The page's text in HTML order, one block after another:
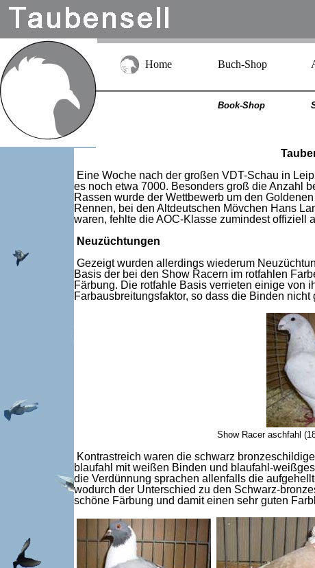
Home Buch-Shop
Book-Shop
Eine Woche nach der großen VDT-Schau in
es noch etwa 7000. Besonders groß die Anzahl
Rassen wurde der Wettbewerb um den
Rennen, bei den Altdeutschen Mövchen Hans
waren, fehlte die AOC-Klasse zumindest offiziell
Neuzüchtungen
Gezeigt wurden allerdings wiederum
Basis der bei den Show Racern im rotfahlen
Färbung. Die rotfahle Basis verrieten einige von
Farbausbreitungsfaktor, so dass die Binden nicht
Show Racer aschfahl
Kontrastreich waren die schwarz
blaufahl mit weißen Binden und blaufahl-
die Verdünnung sprachen allenfalls die
wodurch der Unterschied zu den Schwarz-
schöne Färbung und damit einen sehr guten